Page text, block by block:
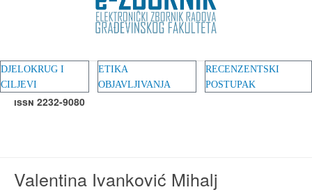
DJELOKRUG I
CILJEVI
ETIKA
OBJAVLJIVANJA
RECENZENTSKI
POSTUPAK
ISSN 2232-9080
Valentina Ivanković Mihalj